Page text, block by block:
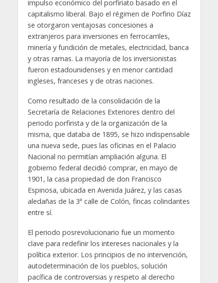
impulso económico del porfiriato basado en el
capitalismo liberal. Bajo el régimen de Porfirio Díaz
se otorgaron ventajosas concesiones a
extranjeros para inversiones en ferrocarriles,
minería y fundición de metales, electricidad, banca
y otras ramas. La mayoría de los inversionistas
fueron estadounidenses y en menor cantidad
ingleses, franceses y de otras naciones.
Como resultado de la consolidación de la
Secretaría de Relaciones Exteriores dentro del
periodo porfirista y de la organización de la
misma, que databa de 1895, se hizo indispensable
una nueva sede, pues las oficinas en el Palacio
Nacional no permitían ampliación alguna. El
gobierno federal decidió comprar, en mayo de
1901, la casa propiedad de don Francisco
Espinosa, ubicada en Avenida Juárez, y las casas
aledañas de la 3ª calle de Colón, fincas colindantes
entre sí.
El periodo posrevolucionario fue un momento
clave para redefinir los intereses nacionales y la
política exterior. Los principios de no intervención,
autodeterminación de los pueblos, solución
pacífica de controversias y respeto al derecho